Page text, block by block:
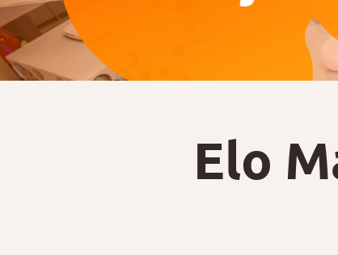
Elo